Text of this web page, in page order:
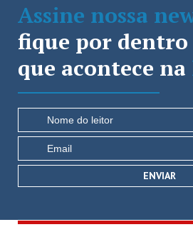
Assine nossa
fique por dentro
que acontece na